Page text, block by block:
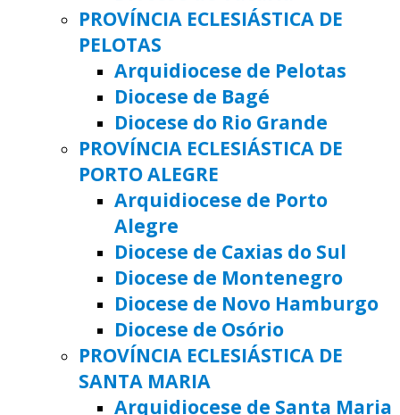
PROVÍNCIA ECLESIÁSTICA DE
PELOTAS
Arquidiocese de Pelotas
Diocese de Bagé
Diocese do Rio Grande
PROVÍNCIA ECLESIÁSTICA DE
PORTO ALEGRE
Arquidiocese de Porto
Alegre
Diocese de Caxias do Sul
Diocese de Montenegro
Diocese de Novo Hamburgo
Diocese de Osório
PROVÍNCIA ECLESIÁSTICA DE
SANTA MARIA
Arquidiocese de Santa Maria